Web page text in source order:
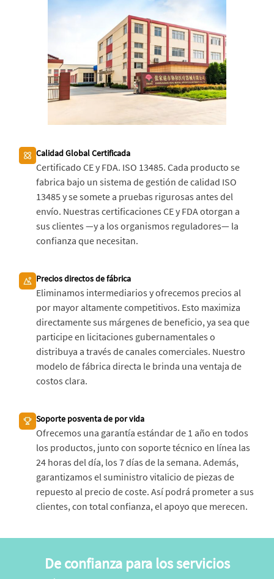
Calidad Global Certificada
Certificado CE y FDA. ISO 13485. Cada producto se
fabrica bajo un sistema de gestión de calidad ISO
13485 y se somete a pruebas rigurosas antes del
envío. Nuestras certificaciones CE y FDA otorgan a
sus clientes —y a los organismos reguladores— la
confianza que necesitan.
Precios directos de fábrica
Eliminamos intermediarios y ofrecemos precios al
por mayor altamente competitivos. Esto maximiza
directamente sus márgenes de beneficio, ya sea que
participe en licitaciones gubernamentales o
distribuya a través de canales comerciales. Nuestro
modelo de fábrica directa le brinda una ventaja de
costos clara.
Soporte posventa de por vida
Ofrecemos una garantía estándar de 1 año en todos
los productos, junto con soporte técnico en línea las
24 horas del día, los 7 días de la semana. Además,
garantizamos el suministro vitalicio de piezas de
repuesto al precio de coste. Así podrá prometer a sus
clientes, con total confianza, el apoyo que merecen.
De confianza para los servicios